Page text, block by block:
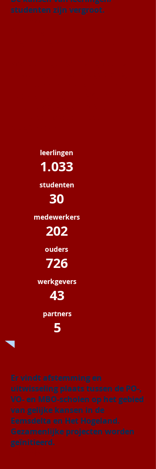
studenten zijn vergroot.
leerlingen
1.033
studenten
30
medewerkers
202
ouders
726
werkgevers
43
partners
5
Er vindt afstemming en
uitwisseling plaats tussen de PO-,
VO- en MBO-scholen op het gebied
van gelijke kansen in de
Eemsdelta en Het Hogeland.
Gezamenlijke projecten worden
geïnitieerd.